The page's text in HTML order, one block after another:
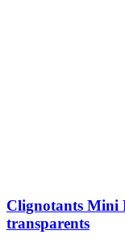
Clignotants Mini
transparents